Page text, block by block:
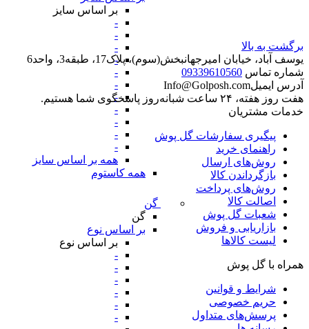
بر اساس سایز
-
-
-
-
-
-
-
-
-
-
-
همه بر اساس سایز
همه کاستوم
گن
گن
بر اساس نوع
بر اساس نوع
-
-
-
-
-
-
برگشت به بالا
یوسف آباد، خیابان امیرجهانبخش(سوم)، پلاک17، طبقه3، واحد6
شماره تماس 09339610560
آدرس ایمیلInfo@Golposh.com
هفت روز هفته، ۲۴ ساعت شبانه‌روز پاسخگوی شما هستیم.
خدمات مشتریان
پیگیری سفارشات گل پوش
راهنمای خرید
روش‌های ارسال
بازگرداندن کالا
روش‌های پرداخت
اصالت کالا
شعبات گل پوش
بازاریابی و فروش
لیست کالاها
همراه با گل پوش
شرایط و قوانین
حریم خصوصی
پرسش‌های متداول